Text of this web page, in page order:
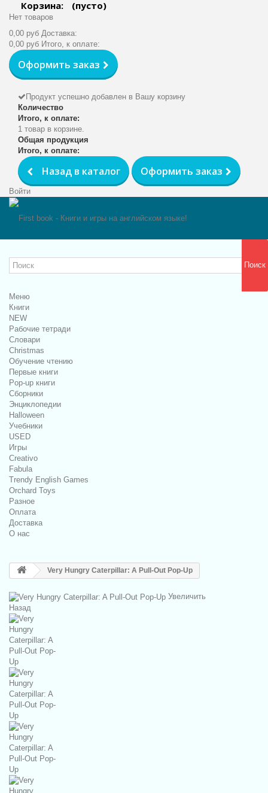
Корзина: (пусто)
Нет товаров
0,00 руб Доставка:
0,00 руб Итого, к оплате:
Оформить заказ
Продукт успешно добавлен в Вашу корзину
Количество
Итого, к оплате:
1 товар в корзине.
Общая продукция
Итого, к оплате:
Назад в каталог Оформить заказ
Войти
Поиск
Меню
Книги
NEW
Рабочие тетради
Словари
Christmas
Обучение чтению
Первые книги
Pop-up книги
Сборники
Энциклопедии
Halloween
Учебники
USED
Игры
Creativo
Fabula
Trendy English Games
Orchard Toys
Разное
Оплата
Доставка
О нас
Very Hungry Caterpillar: A Pull-Out Pop-Up
Увеличить
Назад